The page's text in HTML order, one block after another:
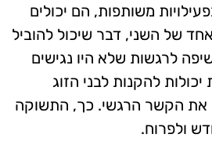
משותפות, הם יכולים
של השני, דבר שיכול להוביל
לרגשות שלא היו נגישים
להקנות לבני הזוג
את הקשר הרגשי. כך, התשוקה
ולפרוח.